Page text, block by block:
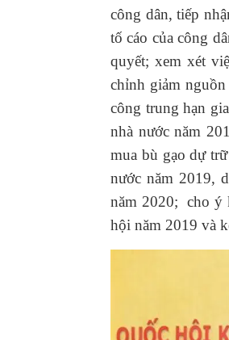
công dân, tiếp
tố cáo của công
quyết; xem xét
chỉnh giảm
công trung hạn
nhà nước năm
mua bù gạo dự
nước năm 2019,
năm 2020; cho ý
hội năm 2019 và